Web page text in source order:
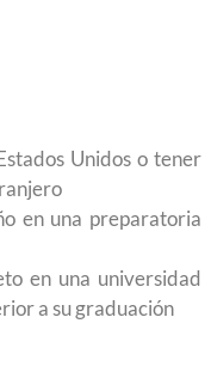
Unidos o tener
en una preparatoria
en una universidad
a su graduación